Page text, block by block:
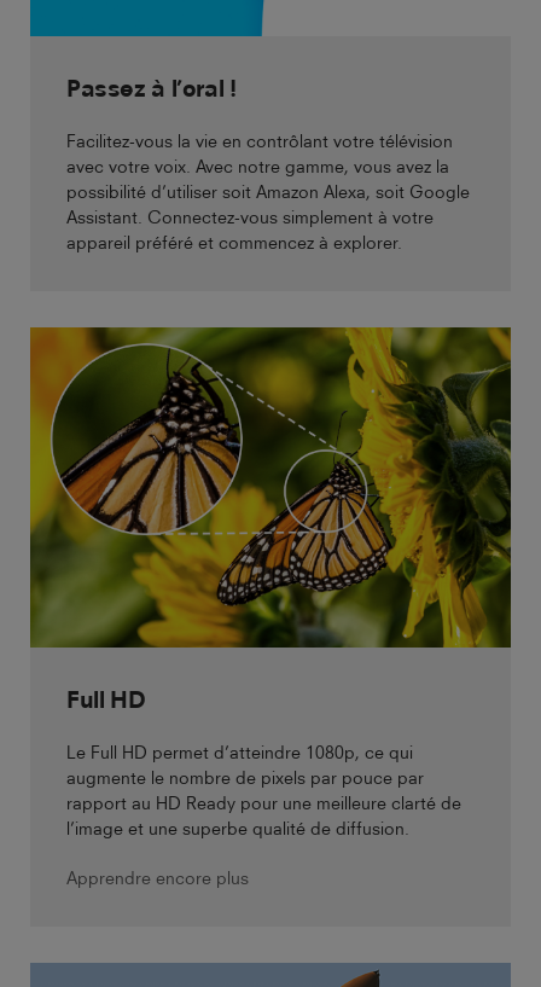
Passez à l’oral !
Facilitez-vous la vie en contrôlant votre télévision
avec votre voix. Avec notre gamme, vous avez la
possibilité d’utiliser soit Amazon Alexa, soit Google
Assistant. Connectez-vous simplement à votre
appareil préféré et commencez à explorer.
Full HD
Le Full HD permet d’atteindre 1080p, ce qui
augmente le nombre de pixels par pouce par
rapport au HD Ready pour une meilleure clarté de
l’image et une superbe qualité de diffusion.
Apprendre encore plus